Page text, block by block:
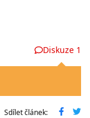
Diskuze 1
Sdílet článek: